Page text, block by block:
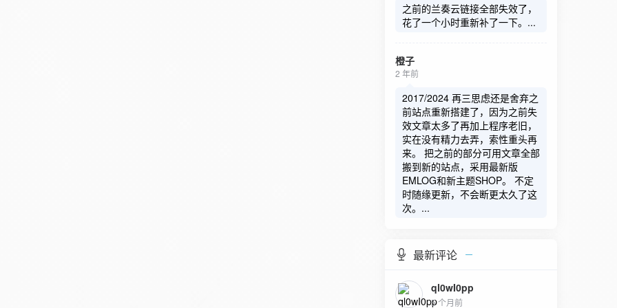
之前的兰奏云链接全部失效了，
花了一个小时重新补了一下。...
橙子
2 年前
2017/2024 再三思虑还是舍弃之
前站点重新搭建了，因为之前失
效文章太多了再加上程序老旧，
实在没有精力去弄，索性重头再
来。 把之前的部分可用文章全部
搬到新的站点，采用最新版
EMLOG和新主题SHOP。 不定
时随缘更新，不会断更太久了这
次。...
最新评论
ql0wI0pp
5 个月前